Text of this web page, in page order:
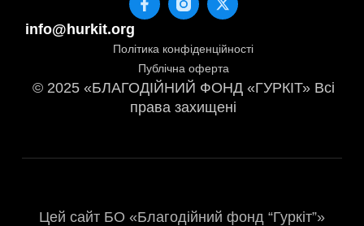
info@hurkit.org
Політика конфіденційності
Публічна оферта
© 2025 «БЛАГОДІЙНИЙ ФОНД «ГУРКІТ» Всі
права захищені
Цей сайт БО «Благодійний фонд “Гуркіт”»